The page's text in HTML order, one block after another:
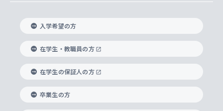
経済学部
外国語学部
総合グローバル学部
キリスト教人間学
身体知
思考と表現
データサイエンス
言語教育研究センター
上智大学のグローバル教育
グローバル教育センター
上智大学で学ぶ
海外で学ぶ
学びのサポート
大学院
神学研究科
助産学専攻科
国際言語情報研究所
グローバル・コンサーン研究所
比較文化研究所
知的財産
研究支援制度
重点領域研究・自由課題研究
研究活動に関する法令・研究費の使用について
課外教育プログラム
ボランティア活動
グローバルな学びのコミュニティ
学生の相談窓口
心身の健康相談
ハラスメント防止の取り組み
キャリア形成サポート
キャリア形成支援プログラム
住まいのサポート
入れの方針）
科目等履修生
研究生・外国人特別研究生・国費留学生
交換留学生(海外大学から上智大学で学ぶ)
理事長・学長メッセージ
学長・副学長紹介
上智大学の精神
上智大学の理念
上智大学の沿革
グローバルエンゲージメント
上智大学を訪れた世界の知性
上智大学公式ソーシャルメディア
入学希望の方
在学生・教職員の方
在学生の保証人の方
卒業生の方